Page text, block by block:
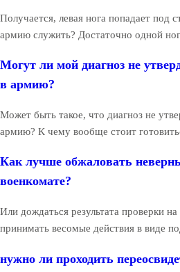
Получается, левая нога попадает под
армию служить? Достаточно одной
Могут ли мой диагноз не
в армию?
Может быть такое, что диагноз не
армию? К чему вообще стоит
Как лучше обжаловать
военкомате?
Или дождаться результата проверки
принимать весомые действия в виде
нужно ли проходить